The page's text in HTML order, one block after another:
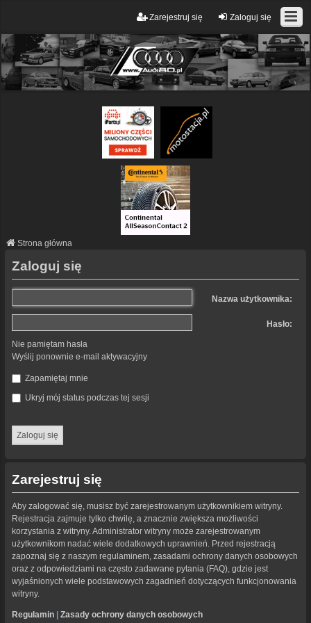
Zaloguj się
Zarejestruj się
Strona główna
Zaloguj się
Nazwa użytkownika:
Hasło:
Nie pamiętam hasła
Wyślij ponownie e-mail aktywacyjny
Zapamiętaj mnie
Ukryj mój status podczas tej sesji
Zarejestruj się
Aby zalogować się, musisz być zarejestrowanym użytkownikiem witryny.
Rejestracja zajmuje tylko chwilę, a znacznie zwiększa możliwości
korzystania z witryny. Administrator witryny może zarejestrowanym
użytkownikom nadać wiele dodatkowych uprawnień. Przed rejestracją
zapoznaj się z naszym regulaminem, zasadami ochrony danych osobowych
oraz z odpowiedziami na często zadawane pytania (FAQ), gdzie jest
wyjaśnionych wiele podstawowych zagadnień dotyczących funkcjonowania
witryny.
Regulamin | Zasady ochrony danych osobowych